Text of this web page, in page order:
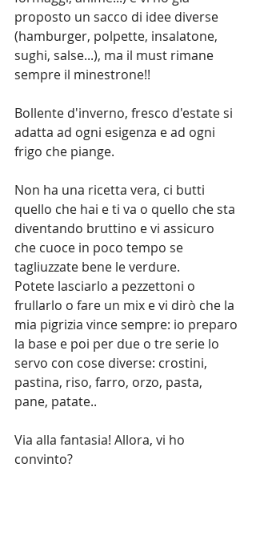
proposto un sacco di idee diverse
(hamburger, polpette, insalatone,
sughi, salse...), ma il must rimane
sempre il minestrone!!
Bollente d'inverno, fresco d'estate si
adatta ad ogni esigenza e ad ogni
frigo che piange.
Non ha una ricetta vera, ci butti
quello che hai e ti va o quello che sta
diventando bruttino e vi assicuro
che cuoce in poco tempo se
tagliuzzate bene le verdure.
Potete lasciarlo a pezzettoni o
frullarlo o fare un mix e vi dirò che la
mia pigrizia vince sempre: io preparo
la base e poi per due o tre serie lo
servo con cose diverse: crostini,
pastina, riso, farro, orzo, pasta,
pane, patate..
Via alla fantasia! Allora, vi ho
convinto?